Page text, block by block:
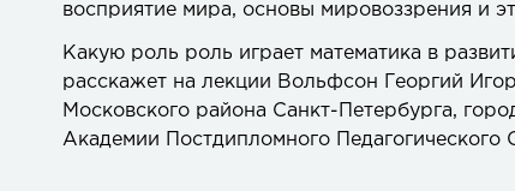
восприятие мира, основы мировоззрения и
Какую роль роль играет математика в
расскажет на лекции Вольфсон Георгий
Московского района Санкт-Петербурга,
Академии Постдипломного Педагогического